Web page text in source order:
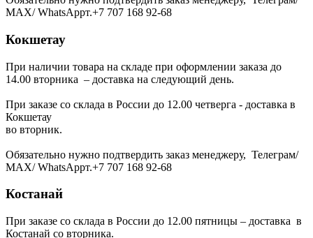
МАХ/ WhatsAppт.+7 707 168 92-68
Кокшетау
При наличии товара на складе при оформлении заказа до
14.00 вторника – доставка на следующий день.
При заказе со склада в России до 12.00 четверга - доставка в
Кокшетау
во вторник.
Обязательно нужно подтвердить заказ менеджеру, Телеграм/
МАХ/ WhatsAppт.+7 707 168 92-68
Костанай
При заказе со склада в России до 12.00 пятницы – доставка в
Костанай со вторника.